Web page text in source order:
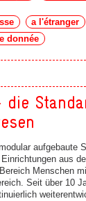
a l'étranger
donnée
– die
aufgebaute
aus
Menschen
Seit über 10